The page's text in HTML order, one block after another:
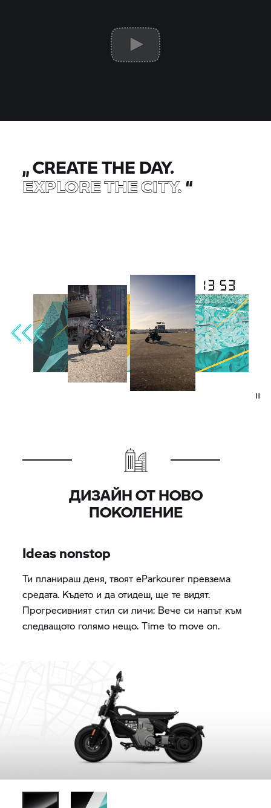
„CREATE THE DAY.
EXPLORE THE CITY.“
ДИЗАЙН ОТ НОВО
ПОКОЛЕНИЕ
Ideas nonstop
Ти планираш деня, твоят eParkourer превзема
средата. Където и да отидеш, ще те видят.
Прогресивният стил си личи: Вече си напът към
следващото голямо нещо. Time to move on.